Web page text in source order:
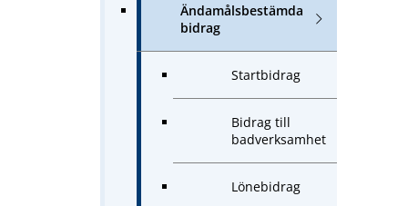
Ändamålsbestämda
bidrag
Startbidrag
Bidrag till
badverksamhet
Lönebidrag